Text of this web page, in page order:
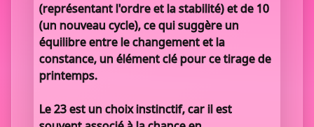
(représentant l'ordre et la stabilité) et de 10
(un nouveau cycle), ce qui suggère un
équilibre entre le changement et la
constance, un élément clé pour ce tirage de
printemps.
Le 23 est un choix instinctif, car il est